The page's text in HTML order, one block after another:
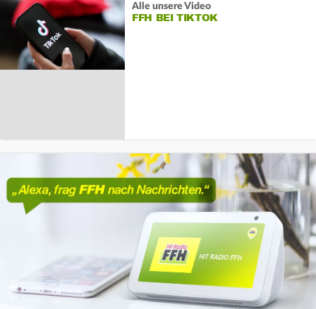
Alle unsere Video
FFH BEI TIKTOK